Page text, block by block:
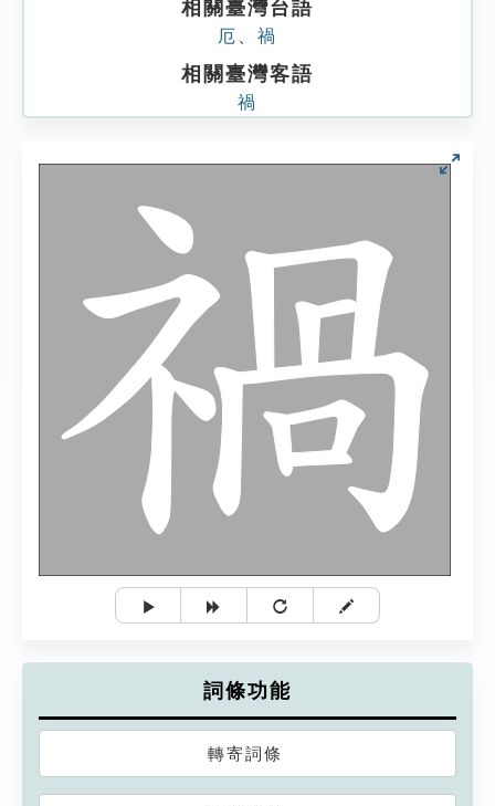
相關臺灣台語
厄 禍
相關臺灣客語
禍
詞條功能
轉寄詞條